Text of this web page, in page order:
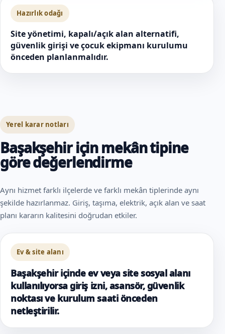
Hazırlık odağı
Site yönetimi, kapalı/açık alan alternatifi,
güvenlik girişi ve çocuk ekipmanı kurulumu
önceden planlanmalıdır.
Yerel karar notları
Başakşehir için mekân tipine
göre değerlendirme
Aynı hizmet farklı ilçelerde ve farklı mekân tiplerinde aynı
şekilde hazırlanmaz. Giriş, taşıma, elektrik, açık alan ve saat
planı kararın kalitesini doğrudan etkiler.
Ev & site alanı
Başakşehir içinde ev veya site sosyal alanı
kullanılıyorsa giriş izni, asansör, güvenlik
noktası ve kurulum saati önceden
netleştirilir.